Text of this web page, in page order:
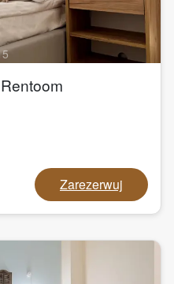
Zarezerwuj